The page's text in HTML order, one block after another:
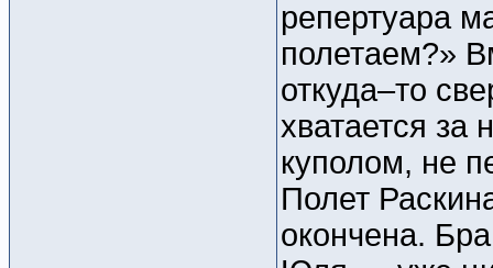
репертуара
полетаем?»
откуда–то
хватается за
куполом, не
Полет
окончена.